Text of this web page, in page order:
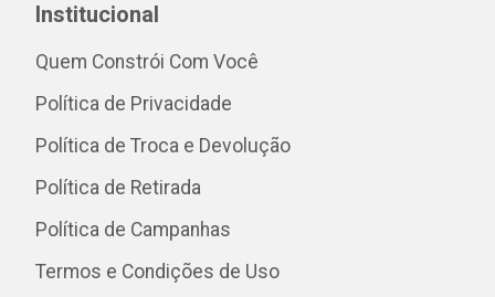
Institucional
Quem Constrói Com Você
Política de Privacidade
Política de Troca e Devolução
Política de Retirada
Política de Campanhas
Termos e Condições de Uso